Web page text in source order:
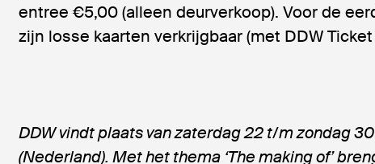
entree €5,00 (alleen deurverkoop). Voor de
zijn losse kaarten verkrijgbaar (met DDW
DDW vindt plaats van zaterdag 22 t/m zondag
(Nederland).Met het thema ‘The making of’